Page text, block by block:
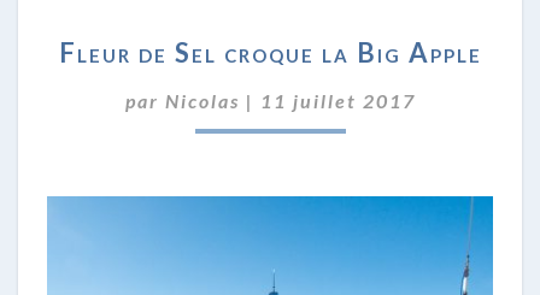
DE
CROQUE
LA
Fleur de Sel croque la Big Apple
par Nicolas | 11 juillet 2017